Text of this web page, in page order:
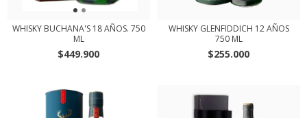
WHISKY BUCHANA'S 18 AÑOS. 750
ML
$449.900
WHISKY GLENFIDDICH 12 AÑOS
750 ML
$255.000